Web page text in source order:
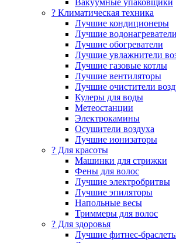
?️ Климатическая техника
Лучшие кондиционеры
Лучшие водонагреватели
Лучшие обогреватели
Лучшие увлажнители
Лучшие газовые котлы
Лучшие вентиляторы
Лучшие очистители
Кулеры для воды
Метеостанции
Электрокамины
Осушители воздуха
Лучшие ионизаторы
? Для красоты
Машинки для стрижки
Фены для волос
Лучшие электробритвы
Лучшие эпиляторы
Напольные весы
Триммеры для волос
? Для здоровья
Лучшие фитнес-